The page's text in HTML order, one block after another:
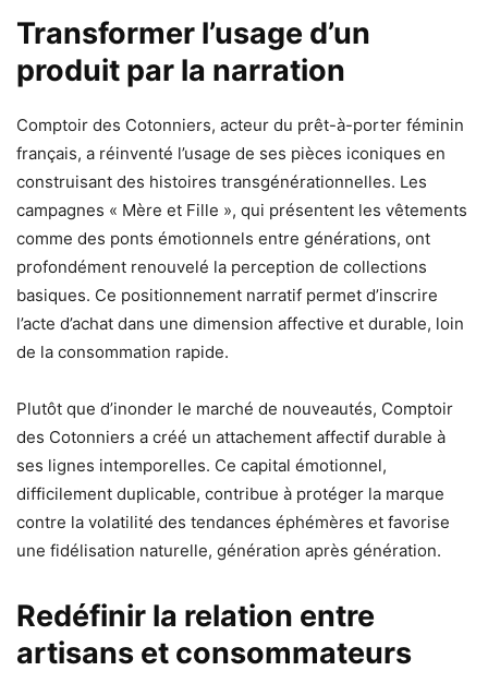
Transformer l’usage d’un
produit par la narration
Comptoir des Cotonniers, acteur du prêt-à-porter féminin
français, a réinventé l’usage de ses pièces iconiques en
construisant des histoires transgénérationnelles. Les
campagnes « Mère et Fille », qui présentent les vêtements
comme des ponts émotionnels entre générations, ont
profondément renouvelé la perception de collections
basiques. Ce positionnement narratif permet d’inscrire
l’acte d’achat dans une dimension affective et durable, loin
de la consommation rapide.
Plutôt que d’inonder le marché de nouveautés, Comptoir
des Cotonniers a créé un attachement affectif durable à
ses lignes intemporelles. Ce capital émotionnel,
difficilement duplicable, contribue à protéger la marque
contre la volatilité des tendances éphémères et favorise
une fidélisation naturelle, génération après génération.
Redéfinir la relation entre
artisans et consommateurs